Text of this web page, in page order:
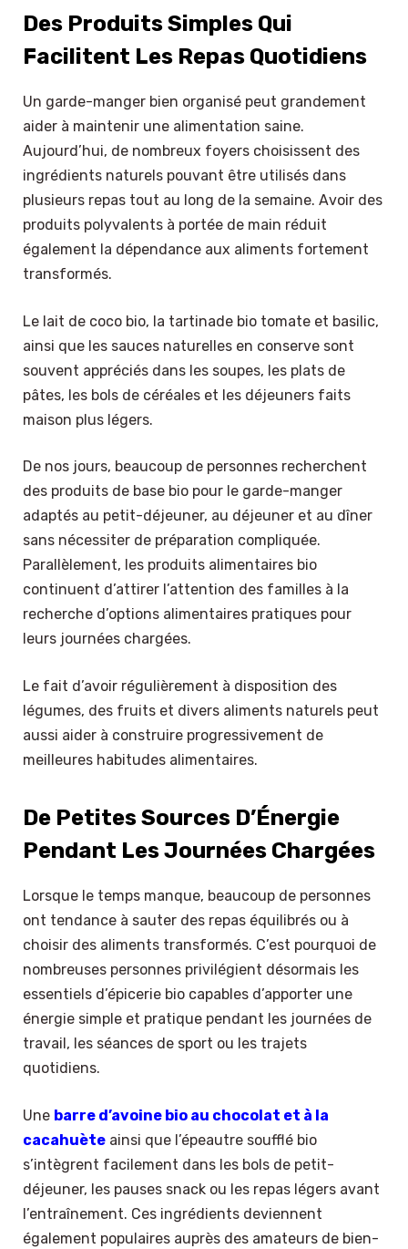
Des Produits Simples Qui
Facilitent Les Repas Quotidiens
Un garde-manger bien organisé peut grandement
aider à maintenir une alimentation saine.
Aujourd’hui, de nombreux foyers choisissent des
ingrédients naturels pouvant être utilisés dans
plusieurs repas tout au long de la semaine. Avoir des
produits polyvalents à portée de main réduit
également la dépendance aux aliments fortement
transformés.
Le lait de coco bio, la tartinade bio tomate et basilic,
ainsi que les sauces naturelles en conserve sont
souvent appréciés dans les soupes, les plats de
pâtes, les bols de céréales et les déjeuners faits
maison plus légers.
De nos jours, beaucoup de personnes recherchent
des produits de base bio pour le garde-manger
adaptés au petit-déjeuner, au déjeuner et au dîner
sans nécessiter de préparation compliquée.
Parallèlement, les produits alimentaires bio
continuent d’attirer l’attention des familles à la
recherche d’options alimentaires pratiques pour
leurs journées chargées.
Le fait d’avoir régulièrement à disposition des
légumes, des fruits et divers aliments naturels peut
aussi aider à construire progressivement de
meilleures habitudes alimentaires.
De Petites Sources D’Énergie
Pendant Les Journées Chargées
Lorsque le temps manque, beaucoup de personnes
ont tendance à sauter des repas équilibrés ou à
choisir des aliments transformés. C’est pourquoi de
nombreuses personnes privilégient désormais les
essentiels d’épicerie bio capables d’apporter une
énergie simple et pratique pendant les journées de
travail, les séances de sport ou les trajets
quotidiens.
Une barre d’avoine bio au chocolat et à la
cacahuète ainsi que l’épeautre soufflé bio
s’intègrent facilement dans les bols de petit-
déjeuner, les pauses snack ou les repas légers avant
l’entraînement. Ces ingrédients deviennent
également populaires auprès des amateurs de bien-